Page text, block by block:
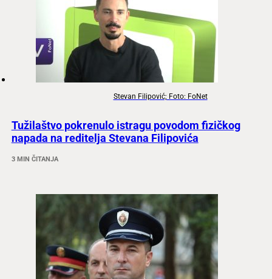
Stevan Filipović; Foto: FoNet
Tužilaštvo pokrenulo istragu povodom fizičkog
napada na reditelja Stevana Filipovića
3 MIN ČITANJA